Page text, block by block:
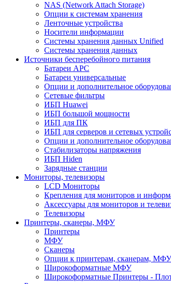
NAS (Network Attach Storage)
Опции к системам хранения
Ленточные устройства
Носители информации
Системы хранения данных Unified
Системы хранения данных
Источники бесперебойного питания
Батареи APC
Батареи универсальные
Опции и дополнительное
Сетевые фильтры
ИБП Huawei
ИБП большой мощности
ИБП для ПК
ИБП для серверов и сетевых
Опции и дополнительное
Стабилизаторы напряжения
ИБП Hiden
Зарядные станции
Мониторы, телевизоры
LCD Мониторы
Крепления для мониторов и
Аксессуары для мониторов и
Телевизоры
Принтеры, сканеры, МФУ
Принтеры
МФУ
Сканеры
Опции к принтерам, сканерам, МФУ
Широкоформатные МФУ
Широкоформатные Принтеры -